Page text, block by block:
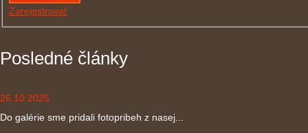
Zaregistrovať
Posledné články
26.10.2025
Do galérie sme pridali fotopribeh z nasej...